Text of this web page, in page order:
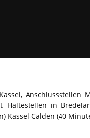
Haltestellen in
Kassel-Calden (40